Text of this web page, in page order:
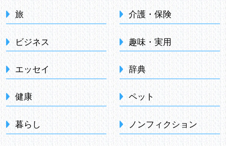
旅
ビジネス
エッセイ
健康
暮らし
介護・保険
趣味・実用
辞典
ペット
ノンフィクション